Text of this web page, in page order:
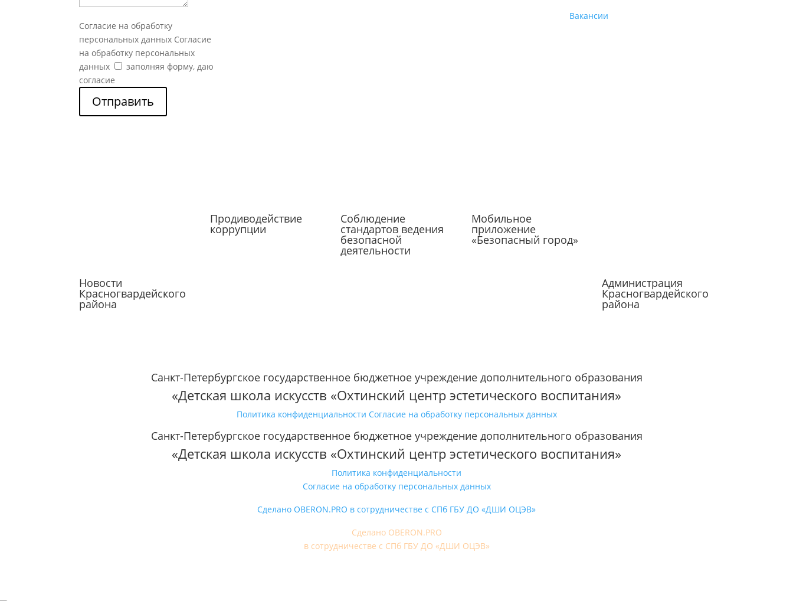
Согласие на обработку
персональных данных Согласие
на обработку персональных
данных
заполняя форму, даю
согласие
Отправить
Вакансии
Новости
Красногвардейского
района
Продиводействие
коррупции
Соблюдение
стандартов ведения
безопасной
деятельности
Мобильное
приложение
«Безопасный город»
Администрация
Красногвардейского
района
Санкт-Петербургское государственное бюджетное учреждение дополнительного образования
«Детская школа искусств «Охтинский центр эстетического воспитания»
Политика конфиденциальности Согласие на обработку персональных данных
Санкт-Петербургское государственное бюджетное учреждение дополнительного образования
«Детская школа искусств «Охтинский центр эстетического воспитания»
Политика конфиденциальности
Согласие на обработку персональных данных
Сделано OBERON.PRO в сотрудничестве с СПб ГБУ ДО «ДШИ ОЦЭВ»
Сделано OBERON.PRO
в сотрудничестве с СПб ГБУ ДО «ДШИ ОЦЭВ»